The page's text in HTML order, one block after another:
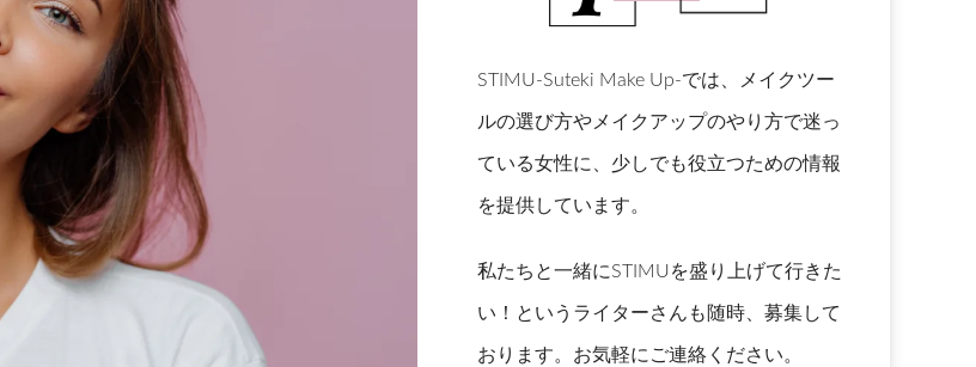
STIMU-Suteki Make Up-では、メイクツー
ルの選び方やメイクアップのやり方で迷っ
ている女性に、少しでも役立つための情報
を提供しています。
私たちと一緒にSTIMUを盛り上げて行きた
い！というライターさんも随時、募集して
おります。お気軽にご連絡ください。